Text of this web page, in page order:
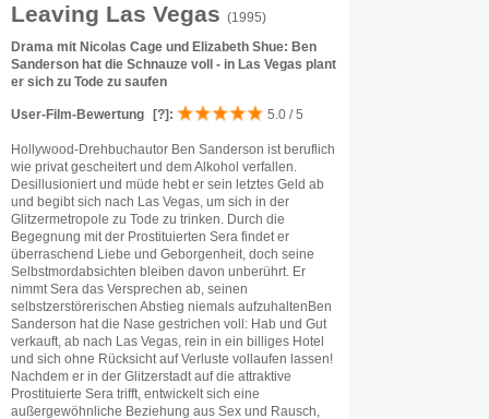
Leaving Las Vegas (1995)
Drama mit Nicolas Cage und Elizabeth Shue: Ben
Sanderson hat die Schnauze voll - in Las Vegas plant
er sich zu Tode zu saufen
User-Film-Bewertung [?] : 5.0 / 5
Hollywood-Drehbuchautor Ben Sanderson ist beruflich
wie privat gescheitert und dem Alkohol verfallen.
Desillusioniert und müde hebt er sein letztes Geld ab
und begibt sich nach Las Vegas, um sich in der
Glitzermetropole zu Tode zu trinken. Durch die
Begegnung mit der Prostituierten Sera findet er
überraschend Liebe und Geborgenheit, doch seine
Selbstmordabsichten bleiben davon unberührt. Er
nimmt Sera das Versprechen ab, seinen
selbstzerstörerischen Abstieg niemals aufzuhaltenBen
Sanderson hat die Nase gestrichen voll: Hab und Gut
verkauft, ab nach Las Vegas, rein in ein billiges Hotel
und sich ohne Rücksicht auf Verluste vollaufen lassen!
Nachdem er in der Glitzerstadt auf die attraktive
Prostituierte Sera trifft, entwickelt sich eine
außergewöhnliche Beziehung aus Sex und Rausch,